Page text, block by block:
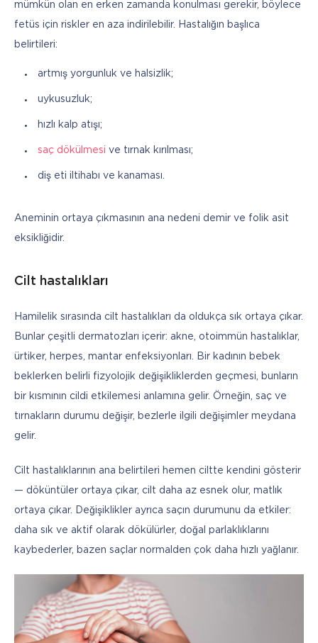
mümkün olan en erken zamanda konulması gerekir, böylece
fetüs için riskler en aza indirilebilir. Hastalığın başlıca
belirtileri:
artmış yorgunluk ve halsizlik;
uykusuzluk;
hızlı kalp atışı;
saç dökülmesi ve tırnak kırılması;
diş eti iltihabı ve kanaması.
Aneminin ortaya çıkmasının ana nedeni demir ve folik asit
eksikliğidir.
Cilt hastalıkları
Hamilelik sırasında cilt hastalıkları da oldukça sık ortaya çıkar.
Bunlar çeşitli dermatozları içerir: akne, otoimmün hastalıklar,
ürtiker, herpes, mantar enfeksiyonları. Bir kadının bebek
beklerken belirli fizyolojik değişikliklerden geçmesi, bunların
bir kısmının cildi etkilemesi anlamına gelir. Örneğin, saç ve
tırnakların durumu değişir, bezlerle ilgili değişimler meydana
gelir.
Cilt hastalıklarının ana belirtileri hemen ciltte kendini gösterir
— döküntüler ortaya çıkar, cilt daha az esnek olur, matlık
ortaya çıkar. Değişiklikler ayrıca saçın durumunu da etkiler:
daha sık ve aktif olarak dökülürler, doğal parlaklıklarını
kaybederler, bazen saçlar normalden çok daha hızlı yağlanır.